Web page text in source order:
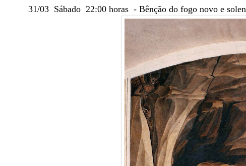
31/03 Sábado 22:00 horas - Bênção do fogo novo e